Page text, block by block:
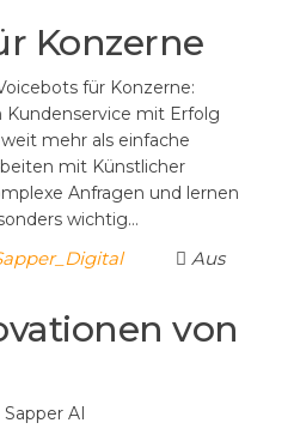
Konzerne
für Konzerne:
mit Erfolg
mehr als einfache
mit Künstlicher
Anfragen und lernen
wichtig…
Aus
von
AI